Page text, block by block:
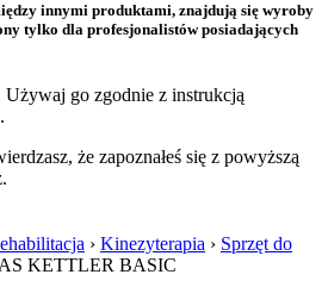
innymi produktami, znajdują się wyroby
tylko dla profesjonalistów posiadających
Używaj go zgodnie z instrukcją
że zapoznałeś się z powyższą
› Kinezyterapia › Sprzęt do
KETTLER BASIC